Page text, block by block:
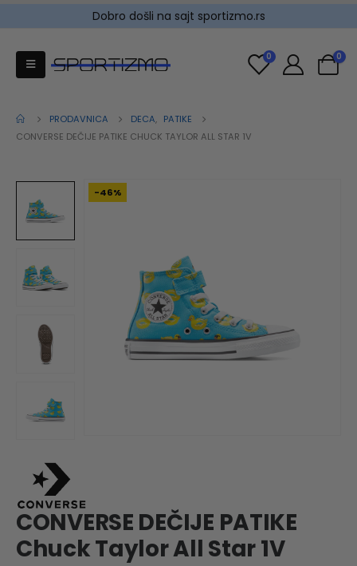
Dobro došli na sajt sportizmo.rs
0 0
PRODAVNICA DECA, PATIKE
CONVERSE DEČIJE PATIKE CHUCK TAYLOR ALL STAR 1V
-46%
CONVERSE DEČIJE PATIKE
Chuck Taylor All Star 1V